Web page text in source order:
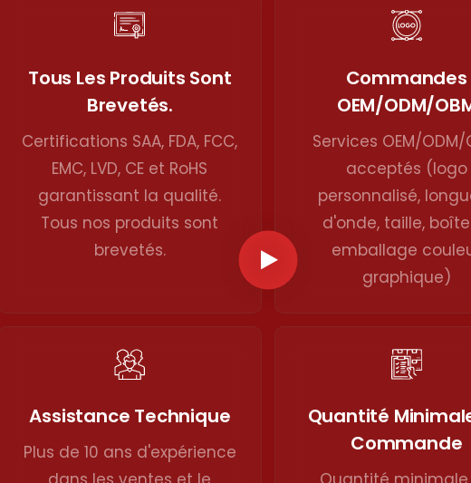
Tous Les Produits Sont
Brevetés.
Certifications SAA, FDA, FCC,
EMC, LVD, CE et RoHS
garantissant la qualité.
Tous nos produits sont
brevetés.
Commandes
OEM/ODM/
Services OEM/ODM/
acceptés (logo
personnalisé,
d'onde, taille,
emballage
graphique)
Assistance Technique
Plus de 10 ans d'expérience
Quantité
Commande